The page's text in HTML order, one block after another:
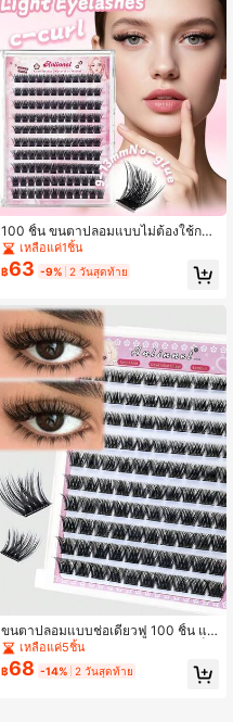
100 ชิ้น ขนตาปลอมแบบไม่ต้องใช้กา
ว, C Curl 9-13 มม., ขนตาแบบตาแม
ว, ขนตาฟู, ขนตาหนา, ขนตาบาง, ขน
ตาแถบใสไขว้สั้น, ขนตาที่ใช้ซ้ำได้
เหลือแค่1ชิ้น
฿63 -9% 2 วันสุดท้าย
ขนตาปลอมแบบช่อเดี่ยวฟู 100 ชิ้น แบ
บกาวในตัว แถบใสลายไขว้ มองไม่เห็น
ทรง C Curl 9–13 มม. สไตล์ตาแมว อนิ
เมะ เพิ่มวอลลุ่ม สำหรับต่อขนตา
เหลือแค่5ชิ้น
฿68 -14% 2 วันสุดท้าย